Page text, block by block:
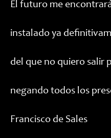
El futuro me
instalado ya
del que no quiero salir
negando todos los
Francisco de Sales